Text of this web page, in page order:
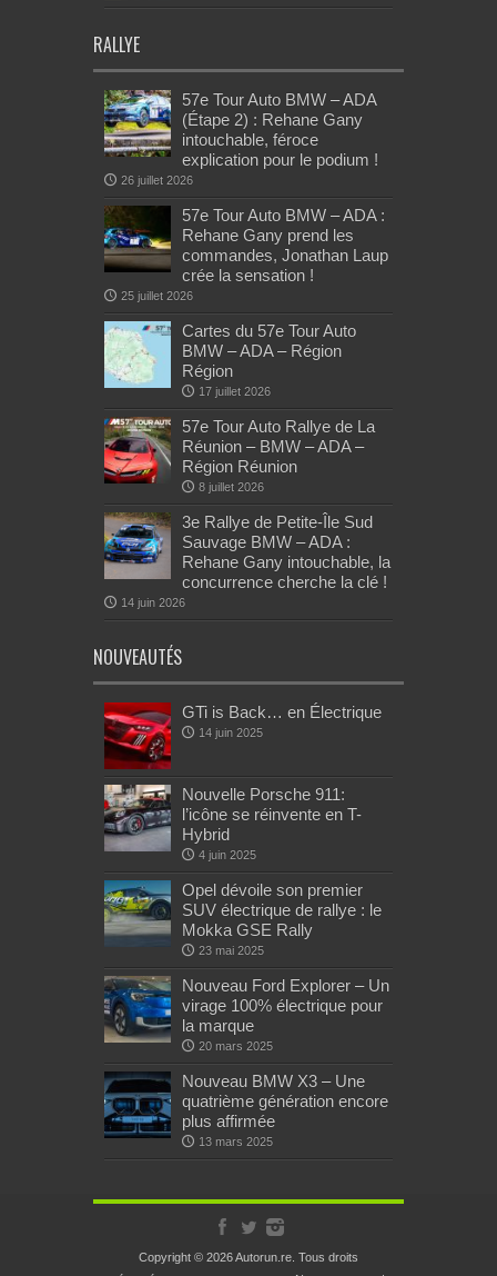
RALLYE
57e Tour Auto BMW – ADA
(Étape 2) : Rehane Gany
intouchable, féroce
explication pour le podium !
26 juillet 2026
57e Tour Auto BMW – ADA :
Rehane Gany prend les
commandes, Jonathan Laup
crée la sensation !
25 juillet 2026
Cartes du 57e Tour Auto
BMW – ADA – Région
Région
17 juillet 2026
57e Tour Auto Rallye de La
Réunion – BMW – ADA –
Région Réunion
8 juillet 2026
3e Rallye de Petite-Île Sud
Sauvage BMW – ADA :
Rehane Gany intouchable, la
concurrence cherche la clé !
14 juin 2026
NOUVEAUTÉS
GTi is Back… en Électrique
14 juin 2025
Nouvelle Porsche 911:
l’icône se réinvente en T-
Hybrid
4 juin 2025
Opel dévoile son premier
SUV électrique de rallye : le
Mokka GSE Rally
23 mai 2025
Nouveau Ford Explorer – Un
virage 100% électrique pour
la marque
20 mars 2025
Nouveau BMW X3 – Une
quatrième génération encore
plus affirmée
13 mars 2025
Copyright © 2026 Autorun.re. Tous droits